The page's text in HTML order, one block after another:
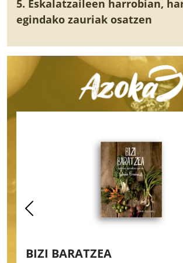
5. Eskalatzaileen harrobian,
egindako zauriak osatzen
BIZI BARATZEA